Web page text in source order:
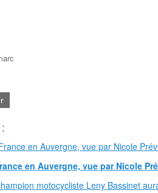
en Auvergne, vue par Nicole